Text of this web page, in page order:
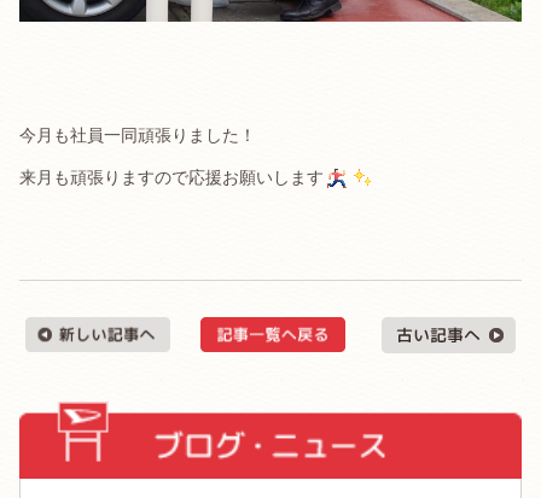
今月も社員一同頑張りました！
来月も頑張りますので応援お願いします